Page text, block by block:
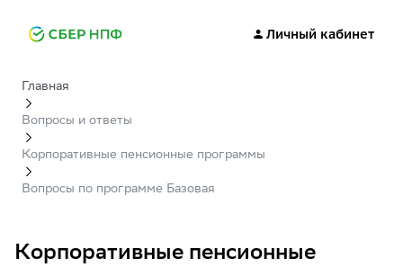
Личный кабинет
Главная
Вопросы и ответы
Корпоративные пенсионные программы
Вопросы по программе Базовая
Корпоративные пенсионные